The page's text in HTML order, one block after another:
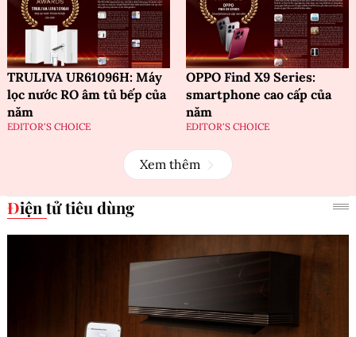
TRULIVA UR61096H: Máy
lọc nước RO âm tủ bếp của
năm
EDITOR'S CHOICE
OPPO Find X9 Series:
smartphone cao cấp của
năm
EDITOR'S CHOICE
Xem thêm
Điện tử tiêu dùng